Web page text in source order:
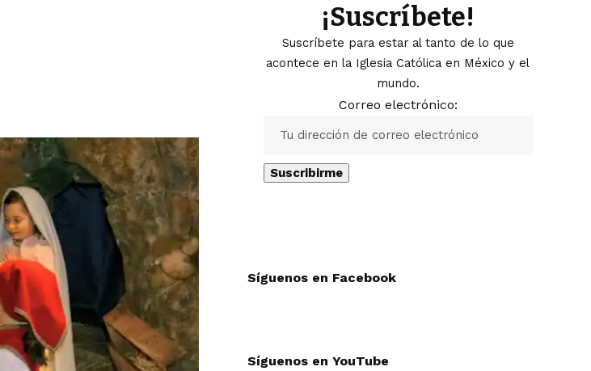
¡Suscríbete!
Suscríbete para estar al tanto de lo que
acontece en la Iglesia Católica en México y el
mundo.
Correo electrónico:
Síguenos en Facebook
Síguenos en YouTube